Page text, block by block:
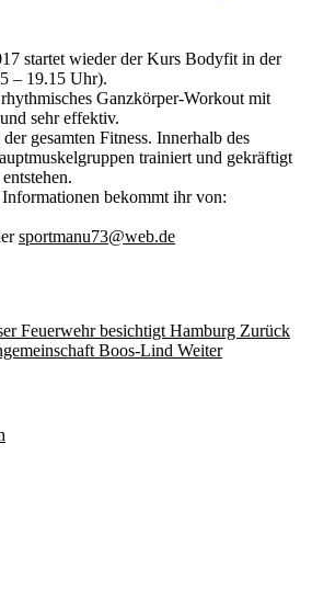
startet wieder der Kurs Bodyfit in der
– 19.15 Uhr).
Ganzkörper-Workout mit
sehr effektiv.
gesamten Fitness. Innerhalb des
trainiert und gekräftigt
bekommt ihr von:
sportmanu73@web.de
Feuerwehr besichtigt Hamburg Zurück
Boos-Lind Weiter